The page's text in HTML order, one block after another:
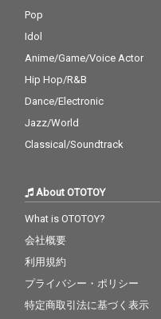
Pop
Idol
Anime/Game/Voice Actor
Hip Hop/R&B
Dance/Electronic
Jazz/World
Classical/Soundtrack
About OTOTOY
What is OTOTOY?
会社概要
利用規約
プライバシー・ポリシー
特定商取引法に基づく表示